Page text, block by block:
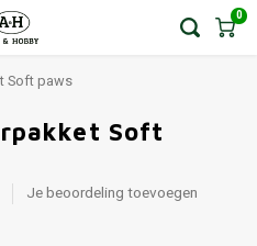
0
Soft paws
Soft
Je beoordeling toevoegen